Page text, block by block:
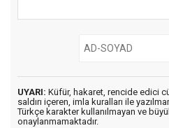
UYARI: Küfür, hakaret, rencide edici
saldırı içeren, imla kuralları ile
Türkçe karakter kullanılmayan ve
onaylanmamaktadır.